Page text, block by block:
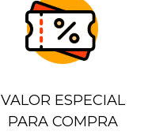
VALOR ESPECIAL
PARA COMPRA